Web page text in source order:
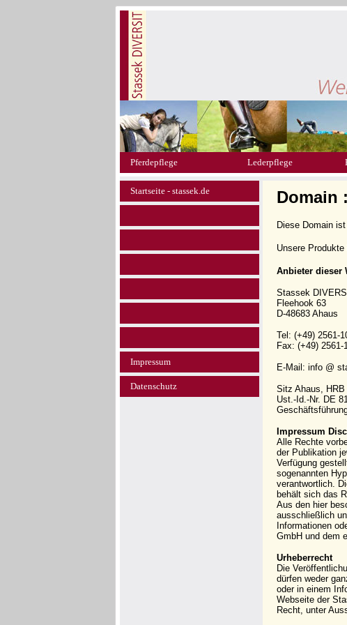
Pferdepflege Lederpflege
Startseite - stassek.de
Impressum
Datenschutz
Domain
Diese Domain
Unsere
Anbieter dieser
Stassek
Fleehook 63
D-48683 Ahaus
Tel: (+49) 2561-
Fax: (+49) 2561-
E-Mail: info @
Sitz Ahaus,
Ust.-Id.-Nr. DE
Impressum
Alle Rechte
der Publikation
Verfügung
sogenannten
verantwortlich.
behält sich das
Aus den hier
ausschließlich
Informationen
GmbH und dem
Urheberrecht
Die
dürfen weder
oder in einem
Webseite der
Recht, unter